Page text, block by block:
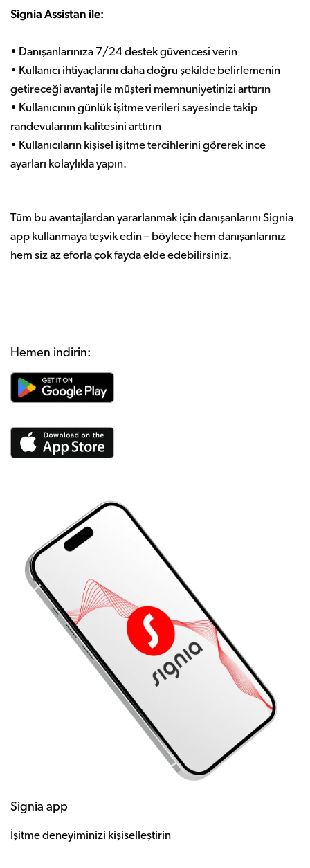
Signia Assistan ile:
• Danışanlarınıza 7/24 destek güvencesi verin
• Kullanıcı ihtiyaçlarını daha doğru şekilde belirlemenin
getireceği avantaj ile müşteri memnuniyetinizi arttırın
• Kullanıcının günlük işitme verileri sayesinde takip
randevularının kalitesini arttırın
• Kullanıcıların kişisel işitme tercihlerini görerek ince
ayarları kolaylıkla yapın.
Tüm bu avantajlardan yararlanmak için danışanlarını Signia
app kullanmaya teşvik edin – böylece hem danışanlarınız
hem siz az eforla çok fayda elde edebilirsiniz.
Hemen indirin:
Signia app
İşitme deneyiminizi kişiselleştirin